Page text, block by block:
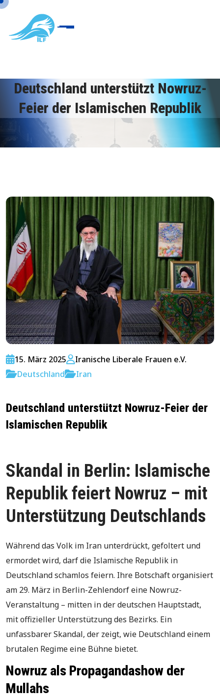
Deutschland unterstützt Nowruz-
Feier der Islamischen Republik
15. März 2025
Iranische Liberale Frauen e.V.
Deutschland
Iran
Deutschland unterstützt Nowruz-Feier der
Islamischen Republik
Skandal in Berlin: Islamische
Republik feiert Nowruz – mit
Unterstützung Deutschlands
Während das Volk im Iran unterdrückt, gefoltert und
ermordet wird, darf die Islamische Republik in
Deutschland schamlos feiern. Ihre Botschaft organisiert
am 29. März in Berlin-Zehlendorf eine Nowruz-
Veranstaltung – mitten in der deutschen Hauptstadt,
mit offizieller Unterstützung des Bezirks. Ein
unfassbarer Skandal, der zeigt, wie Deutschland einem
brutalen Regime eine Bühne bietet.
Nowruz als Propagandashow der
Mullahs